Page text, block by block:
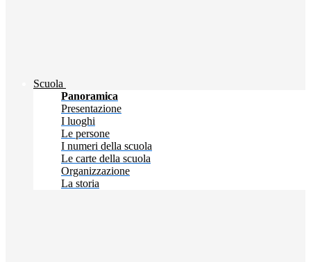
Scuola
Panoramica
Presentazione
I luoghi
Le persone
I numeri della scuola
Le carte della scuola
Organizzazione
La storia